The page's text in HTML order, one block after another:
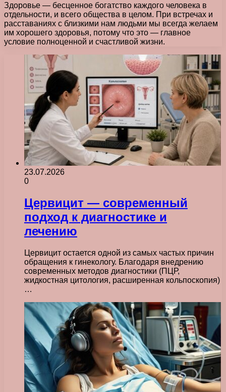
Здоровье — бесценное богатство каждого человека в
отдельности, и всего общества в целом. При встречах и
расставаниях с близкими нам людьми мы всегда желаем
им хорошего здоровья, потому что это — главное
условие полноценной и счастливой жизни.
23.07.2026
0
Цервицит — современный
подход к диагностике и
лечению
Цервицит остается одной из самых частых причин
обращения к гинекологу. Благодаря внедрению
современных методов диагностики (ПЦР,
жидкостная цитология, расширенная кольпоскопия)
…